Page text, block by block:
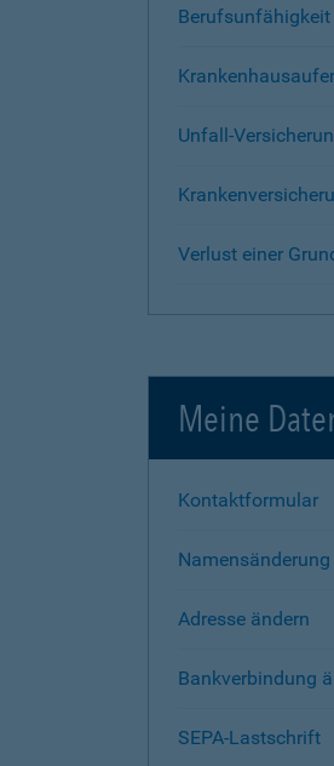
Berufsunfähigkeit
Unfall-
Verlust einer
Meine
Kontaktformular
Adresse ändern
Bankverbindung
SEPA-Lastschrift